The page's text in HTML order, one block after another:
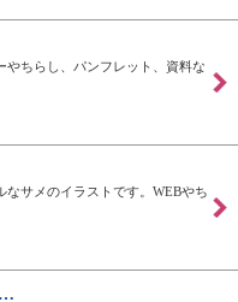
ちらし、パンフレット、資料な
サメのイラストです。WEBやち
…